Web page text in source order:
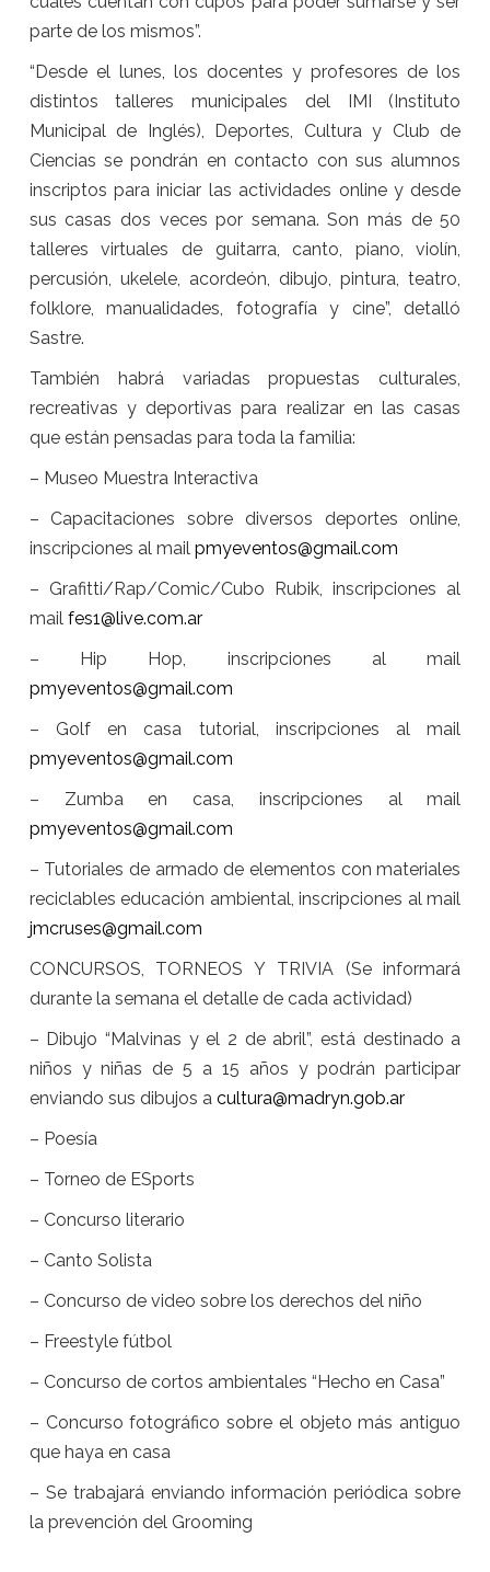
parte de los mismos”.
“Desde el lunes, los docentes y profesores de los
distintos talleres municipales del IMI (Instituto
Municipal de Inglés), Deportes, Cultura y Club de
Ciencias se pondrán en contacto con sus alumnos
inscriptos para iniciar las actividades online y desde
sus casas dos veces por semana. Son más de 50
talleres virtuales de guitarra, canto, piano, violín,
percusión, ukelele, acordeón, dibujo, pintura, teatro,
folklore, manualidades, fotografía y cine”, detalló
Sastre.
También habrá variadas propuestas culturales,
recreativas y deportivas para realizar en las casas
que están pensadas para toda la familia:
– Museo Muestra Interactiva
– Capacitaciones sobre diversos deportes online,
inscripciones al mail pmyeventos@gmail.com
– Grafitti/Rap/Comic/Cubo Rubik, inscripciones al
mail fes1@live.com.ar
– Hip Hop, inscripciones al mail
pmyeventos@gmail.com
– Golf en casa tutorial, inscripciones al mail
pmyeventos@gmail.com
– Zumba en casa, inscripciones al mail
pmyeventos@gmail.com
– Tutoriales de armado de elementos con materiales
reciclables educación ambiental, inscripciones al mail
jmcruses@gmail.com
CONCURSOS, TORNEOS Y TRIVIA (Se informará
durante la semana el detalle de cada actividad)
– Dibujo “Malvinas y el 2 de abril”, está destinado a
niños y niñas de 5 a 15 años y podrán participar
enviando sus dibujos a cultura@madryn.gob.ar
– Poesía
– Torneo de ESports
– Concurso literario
– Canto Solista
– Concurso de video sobre los derechos del niño
– Freestyle fútbol
– Concurso de cortos ambientales “Hecho en Casa”
– Concurso fotográfico sobre el objeto más antiguo
que haya en casa
– Se trabajará enviando información periódica sobre
la prevención del Grooming